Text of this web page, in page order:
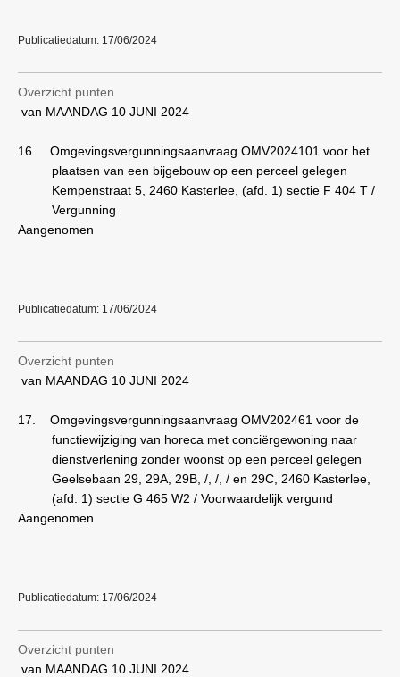
Publicatiedatum: 17/06/2024
Overzicht punten
van MAANDAG 10 JUNI 2024
16.
Omgevingsvergunningsaanvraag OMV2024101 voor het
plaatsen van een bijgebouw op een perceel gelegen
Kempenstraat 5, 2460 Kasterlee, (afd. 1) sectie F 404 T /
Vergunning
Aangenomen
Publicatiedatum: 17/06/2024
Overzicht punten
van MAANDAG 10 JUNI 2024
17.
Omgevingsvergunningsaanvraag OMV202461 voor de
functiewijziging van horeca met conciërgewoning naar
dienstverlening zonder woonst op een perceel gelegen
Geelsebaan 29, 29A, 29B, /, /, / en 29C, 2460 Kasterlee,
(afd. 1) sectie G 465 W2 / Voorwaardelijk vergund
Aangenomen
Publicatiedatum: 17/06/2024
Overzicht punten
van MAANDAG 10 JUNI 2024